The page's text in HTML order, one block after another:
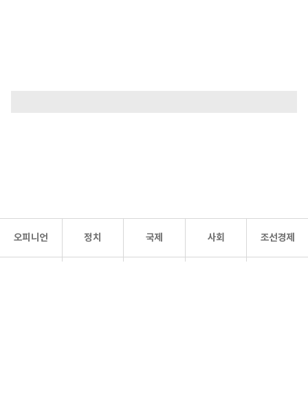
오피니언 정치 국제 사회 조선경제